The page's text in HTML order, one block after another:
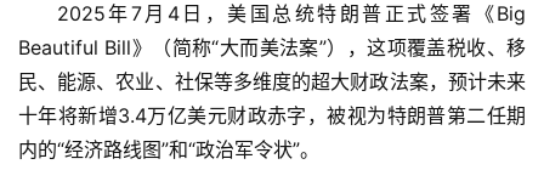
2025年7月4日，美国总统特朗普正式签署《Big
Beautiful Bill》（简称“大而美法案”），这项覆盖税收、移
民、能源、农业、社保等多维度的超大财政法案，预计未来
十年将新增3.4万亿美元财政赤字，被视为特朗普第二任期
内的“经济路线图”和“政治军令状”。